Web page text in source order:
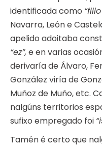
identificada como
Navarra, León e
apelido adoitaba
“ez”, e en varias
derivaría de Álvaro,
González viría de
Muñoz de Muño, etc.
nalgúns territorios
sufixo empregado foi
Tamén é certo que